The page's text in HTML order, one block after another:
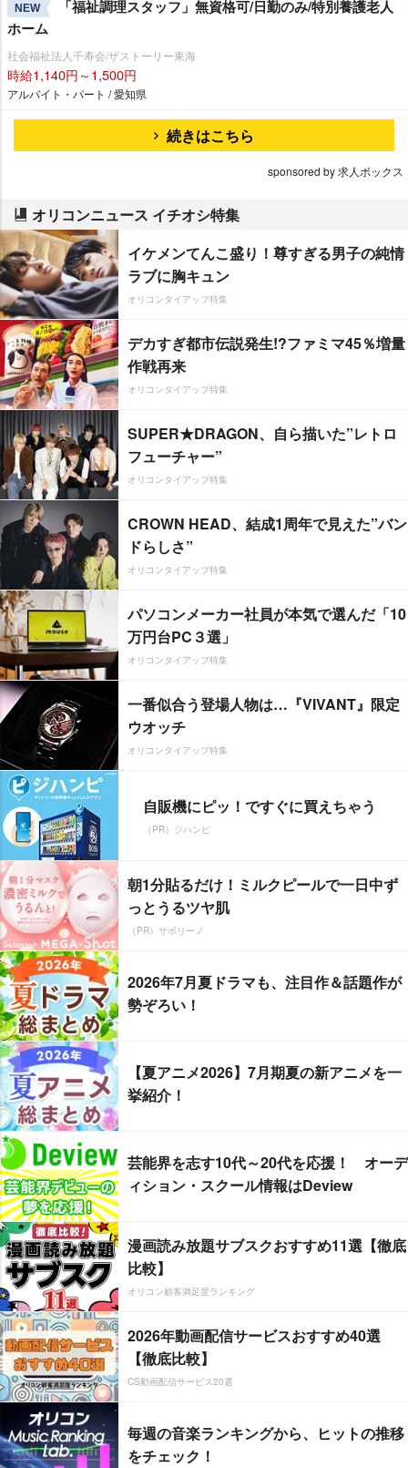
NEW
「福祉調理スタッフ」無資格可/日勤のみ/特別養護老人
ホーム
社会福祉法人千寿会/ザストーリー東海
時給1,140円～1,500円
アルバイト・パート / 愛知県
続きはこちら
sponsored by 求人ボックス
オリコンニュース イチオシ特集
イケメンてんこ盛り！尊すぎる男子の純情
ラブに胸キュン
オリコンタイアップ特集
デカすぎ都市伝説発生!?ファミマ45％増量
作戦再来
オリコンタイアップ特集
SUPER★DRAGON、自ら描いた”レトロ
フューチャー”
オリコンタイアップ特集
CROWN HEAD、結成1周年で見えた”バン
ドらしさ”
オリコンタイアップ特集
パソコンメーカー社員が本気で選んだ「10
万円台PC３選」
オリコンタイアップ特集
一番似合う登場人物は…『VIVANT』限定
ウオッチ
オリコンタイアップ特集
自販機にピッ！ですぐに買えちゃう
（PR）ジハンピ
朝1分貼るだけ！ミルクピールで一日中ず
っとうるツヤ肌
（PR）サボリーノ
2026年7月夏ドラマも、注目作＆話題作が
勢ぞろい！
【夏アニメ2026】7月期夏の新アニメを一
挙紹介！
芸能界を志す10代～20代を応援！ オーデ
ィション・スクール情報はDeview
漫画読み放題サブスクおすすめ11選【徹底
比較】
オリコン顧客満足度ランキング
2026年動画配信サービスおすすめ40選
【徹底比較】
CS動画配信サービス20選
毎週の音楽ランキングから、ヒットの推移
をチェック！